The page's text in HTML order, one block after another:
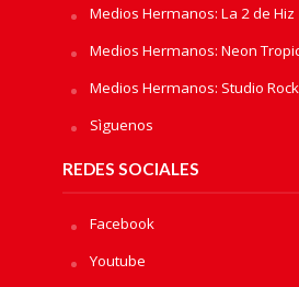
Medios Hermanos: La 2 de Hiz
Medios Hermanos: Neon
Medios Hermanos: Studio Rock
Sìguenos
REDES SOCIALES
Facebook
Youtube